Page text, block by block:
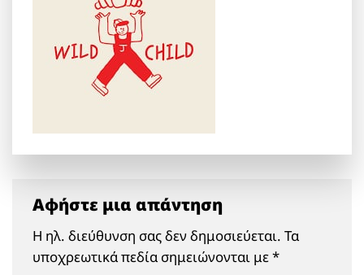
Αφήστε μια απάντηση
Η ηλ. διεύθυνση σας δεν δημοσιεύεται. Τα
υποχρεωτικά πεδία σημειώνονται με*